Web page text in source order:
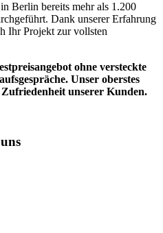
Berlin bereits mehr als 1.200
Dank unserer Erfahrung
Ihr Projekt zur vollsten
ohne versteckte
Unser oberstes
unserer Kunden.